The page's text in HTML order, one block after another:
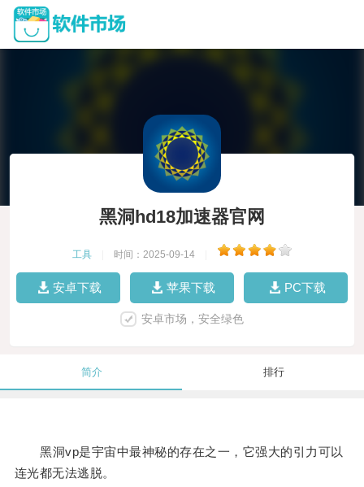
黑洞hd18加速器官网
工具 时间：2025-09-14
安卓下载 苹果下载 PC下载
安卓市场，安全绿色
简介 排行
黑洞vp是宇宙中最神秘的存在之一，它强大的引力可以
连光都无法逃脱。